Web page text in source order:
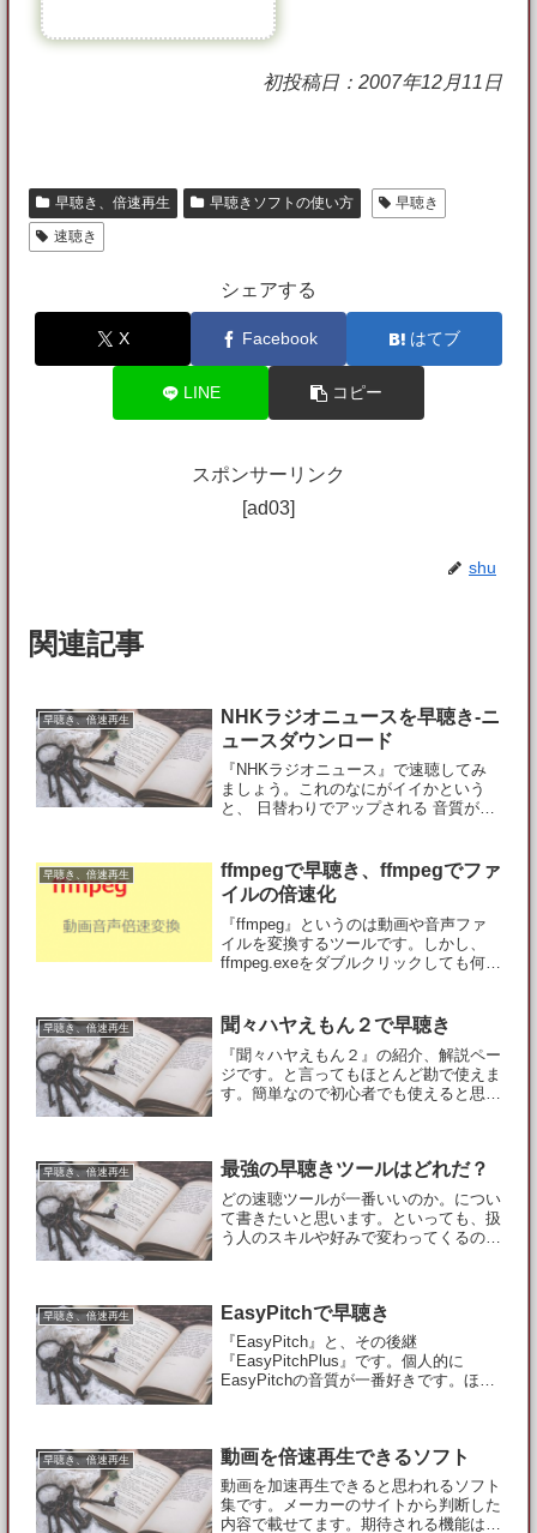
初投稿日：2007年12月11日
早聴き、倍速再生 早聴きソフトの使い方
早聴き
速聴き
シェアする
X Facebook はてブ
LINE コピー
スポンサーリンク
[ad03]
shu
関連記事
早聴き、倍速再生
NHKラジオニュースを早聴き-ニ
ュースダウンロード
『NHKラジオニュース』で速聴してみ
ましょう。これのなにがイイかという
と、 日替わりでアップされる 音質が良
の勉強にもなる ダウンロードしなくて
も倍速再生できるなど、...
早聴き、倍速再生
ffmpegで早聴き、ffmpegでファ
イルの倍速化
『ffmpeg』というのは動画や音声ファ
イルを変換するツールです。しかし、
ffmpeg.exeをダブルクリックしても何も
ンドを渡すことで動作します。ここでは
倍速化用のバッ...
早聴き、倍速再生 聞々ハヤえもん２で早聴き
『聞々ハヤえもん２』の紹介、解説ペー
ジです。と言ってもほとんど勘で使えま
す。簡単なので初心者でも使えると思い
したファイルを作成でき...
早聴き、倍速再生 最強の早聴きツールはどれだ？
どの速聴ツールが一番いいのか。につい
て書きたいと思います。といっても、扱
う人のスキルや好みで変わってくるので
いう人もいるので。201...
早聴き、倍速再生 EasyPitchで早聴き
『EasyPitch』と、その後継
『EasyPitchPlus』です。個人的に
EasyPitchの音質が一番好きです。ほぼ
などで...
早聴き、倍速再生 動画を倍速再生できるソフト
動画を加速再生できると思われるソフト
集です。メーカーのサイトから判断した
内容で載せてます。期待される機能は付